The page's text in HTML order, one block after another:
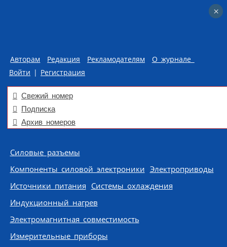
Авторам Редакция Рекламодателям
О журнале
Войти | Регистрация
Свежий номер
Подписка
Архив номеров
Skip to content
Силовые разъемы
Компоненты силовой электроники Электроприводы
Источники питания Системы охлаждения
Индукционный нагрев
Электромагнитная совместимость
Измерительные приборы
×
×